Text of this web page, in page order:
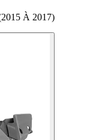
À 2017)